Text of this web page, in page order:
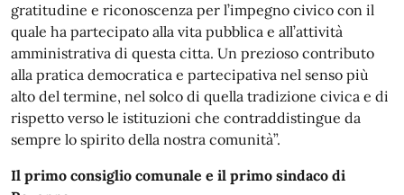
gratitudine e riconoscenza per l’impegno civico con il
quale ha partecipato alla vita pubblica e all’attività
amministrativa di questa citta. Un prezioso contributo
alla pratica democratica e partecipativa nel senso più
alto del termine, nel solco di quella tradizione civica e di
rispetto verso le istituzioni che contraddistingue da
sempre lo spirito della nostra comunità”.
Il primo consiglio comunale e il primo sindaco di